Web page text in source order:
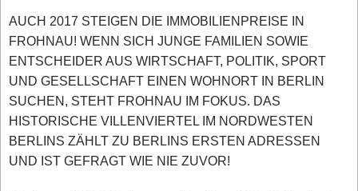
AUCH 2017 STEIGEN DIE IMMOBILIENPREISE IN
FROHNAU! WENN SICH JUNGE FAMILIEN SOWIE
ENTSCHEIDER AUS WIRTSCHAFT, POLITIK, SPORT
UND GESELLSCHAFT EINEN WOHNORT IN BERLIN
SUCHEN, STEHT FROHNAU IM FOKUS. DAS
HISTORISCHE VILLENVIERTEL IM NORDWESTEN
BERLINS ZÄHLT ZU BERLINS ERSTEN ADRESSEN
UND IST GEFRAGT WIE NIE ZUVOR!